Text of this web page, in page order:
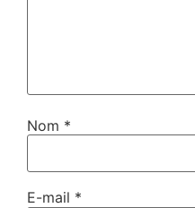
Nom *
E-mail *